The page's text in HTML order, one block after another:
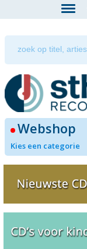
Webshop
Kies een categorie